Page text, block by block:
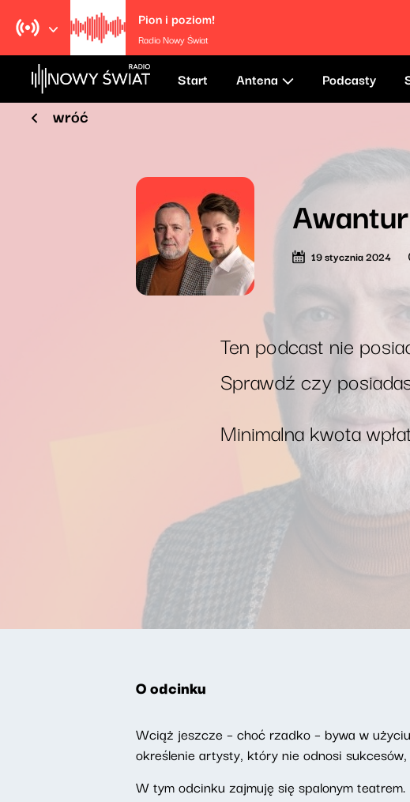
Pion i poziom!
Radio Nowy Świat
Start Antena Podcasty
wróć
19 stycznia 2024
Ten podcast nie
Sprawdź czy
Minimalna kwota
O odcinku
Wciąż jeszcze – choć rzadko – bywa w
określenie artysty, który nie odnosi sukcesów,
W tym odcinku zajmuję się spalonym